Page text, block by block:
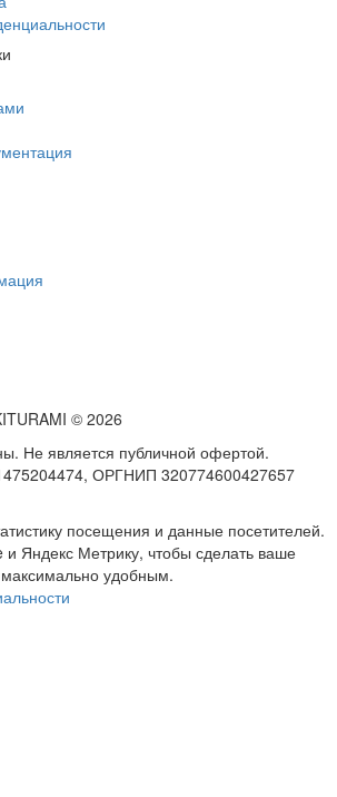
© 2026
Не является публичной офертой.
ОРГНИП 320774600427657
посещения и данные посетителей.
Яндекс Метрику, чтобы сделать ваше
удобным.